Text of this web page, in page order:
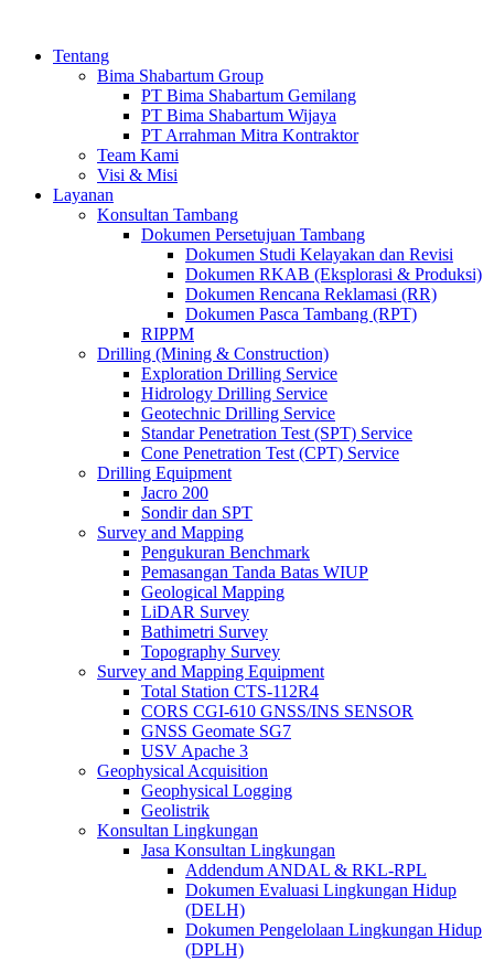
Tentang
Bima Shabartum Group
PT Bima Shabartum Gemilang
PT Bima Shabartum Wijaya
PT Arrahman Mitra Kontraktor
Team Kami
Visi & Misi
Layanan
Konsultan Tambang
Dokumen Persetujuan Tambang
Dokumen Studi Kelayakan dan Revisi
Dokumen RKAB (Eksplorasi & Produksi)
Dokumen Rencana Reklamasi (RR)
Dokumen Pasca Tambang (RPT)
RIPPM
Drilling (Mining & Construction)
Exploration Drilling Service
Hidrology Drilling Service
Geotechnic Drilling Service
Standar Penetration Test (SPT) Service
Cone Penetration Test (CPT) Service
Drilling Equipment
Jacro 200
Sondir dan SPT
Survey and Mapping
Pengukuran Benchmark
Pemasangan Tanda Batas WIUP
Geological Mapping
LiDAR Survey
Bathimetri Survey
Topography Survey
Survey and Mapping Equipment
Total Station CTS-112R4
CORS CGI-610 GNSS/INS SENSOR
GNSS Geomate SG7
USV Apache 3
Geophysical Acquisition
Geophysical Logging
Geolistrik
Konsultan Lingkungan
Jasa Konsultan Lingkungan
Addendum ANDAL & RKL-RPL
Dokumen Evaluasi Lingkungan Hidup
(DELH)
Dokumen Pengelolaan Lingkungan Hidup
(DPLH)